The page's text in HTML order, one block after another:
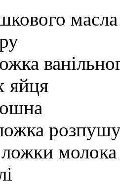
масла
яйця
ложки молока